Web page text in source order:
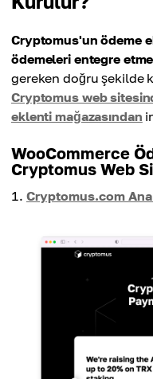
Cryptomus'un ödeme
ödemeleri entegre
gereken doğru şekilde
Cryptomus web
eklenti mağazasından
WooCommerce
Cryptomus Web
Cryptomus.com